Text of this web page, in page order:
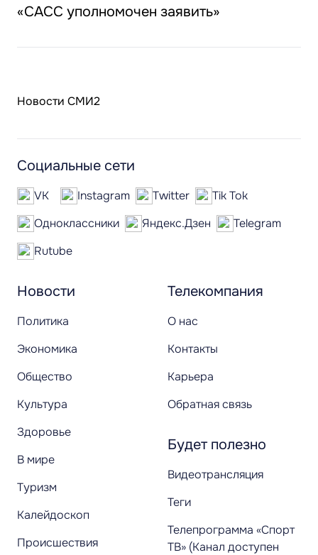
«САСС уполномочен заявить»
Новости СМИ2
Новости
Политика
Экономика
Общество
Культура
Здоровье
В мире
Туризм
Калейдоскоп
Происшествия
Телекомпания
О нас
Контакты
Карьера
Обратная связь
Будет полезно
Видеотрансляция
Теги
Телепрограмма «Спорт
ТВ» (Канал доступен
Социальные сети
VK Instagram Twitter
Tik Tok
Одноклассники
Яндекс.Дзен
Telegram
Rutube